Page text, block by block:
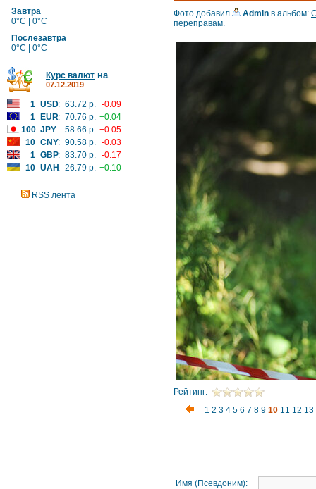
Завтра
0°C | 0°C
Послезавтра
0°C | 0°C
Курс валют на
07.12.2019
1 USD: 63.72 р. -0.09
1
EUR: 70.76 р. +0.04
100 JPY : 58.66 р. +0.05
10 CNY: 90.58 р. -0.03
1 GBP: 83.70 р. -0.17
10 UAH: 26.79 р. +0.10
RSS лента
Фото добавил Admin в альбом:
переправам.
Рейтинг:
1 2 3 4 5 6 7 8 9 10 11 12 13
Имя (Псевдоним):